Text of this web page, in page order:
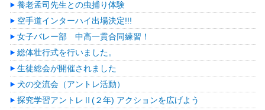
養老孟司先生との虫捕り体験
空手道インターハイ出場決定!!!
女子バレー部 中高一貫合同練習！
総体壮行式を行いました。
生徒総会が開催されました
犬の交流会（アントレ活動）
探究学習アントレⅡ(２年) アクションを広げよう